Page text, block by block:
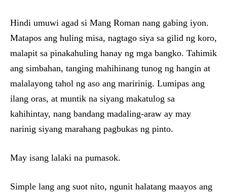
Hindi umuwi agad si Mang Roman nang gabing iyon.
Matapos ang huling misa, nagtago siya sa gilid ng koro,
malapit sa pinakahuling hanay ng mga bangko. Tahimik
ang simbahan, tanging mahihinang tunog ng hangin at
malalayong tahol ng aso ang maririnig. Lumipas ang
ilang oras, at muntik na siyang makatulog sa
kahihintay, nang bandang madaling-araw ay may
narinig siyang marahang pagbukas ng pinto.
May isang lalaki na pumasok.
Simple lang ang suot nito, ngunit halatang maayos ang